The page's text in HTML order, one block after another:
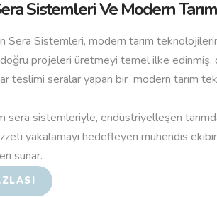
Sistemleri Ve Modern
Sera Sistemleri, modern tarım
projeleri üretmeyi temel ilke edinmiş,
teslimi seralar yapan bir modern tarım
sera sistemleriyle, endüstriyelleşen
yakalamayı hedefleyen mühendis
sunar.